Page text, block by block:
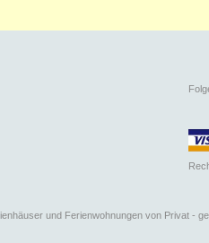
und Ferienwohnungen von Privat -